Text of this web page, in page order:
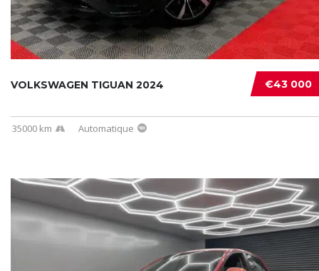
€43 000
VOLKSWAGEN TIGUAN 2024
35000 km Automatique